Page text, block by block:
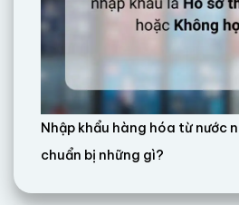
Nhập khẩu hàng hóa từ nước
chuẩn bị những gì?